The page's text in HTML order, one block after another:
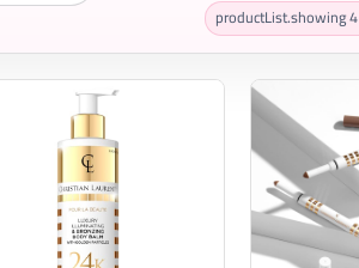
productList.showing4